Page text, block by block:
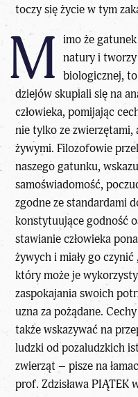
toczy się życie w tym
M imo że
natury i
biologicznej,
dziejów skupiali się na
człowieka, pomijając
nie tylko ze
żywymi. Filozofowie
naszego gatunku,
samoświadomość,
zgodne ze standardami
konstytuujące godność
stawianie człowieka
żywych i miały go
który może je
zaspokajania swoich
uzna za pożądane.
także wskazywać na
ludzki od pozaludzkich
zwierząt – pisze na
prof. Zdzisława PIĄTEK